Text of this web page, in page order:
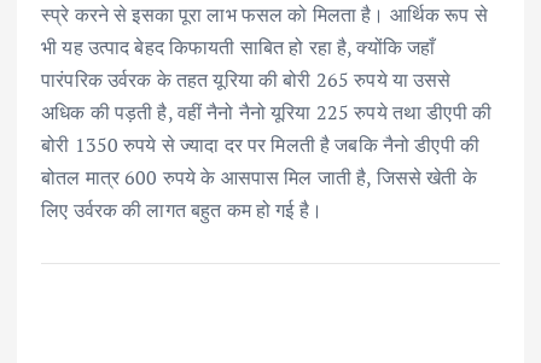
स्प्रे करने से इसका पूरा लाभ फसल को मिलता है। आर्थिक रूप से
भी यह उत्पाद बेहद किफायती साबित हो रहा है, क्योंकि जहाँ
पारंपरिक उर्वरक के तहत यूरिया की बोरी 265 रुपये या उससे
अधिक की पड़ती है, वहीं नैनो नैनो यूरिया 225 रुपये तथा डीएपी की
बोरी 1350 रुपये से ज्यादा दर पर मिलती है जबकि नैनो डीएपी की
बोतल मात्र 600 रुपये के आसपास मिल जाती है, जिससे खेती के
लिए उर्वरक की लागत बहुत कम हो गई है।